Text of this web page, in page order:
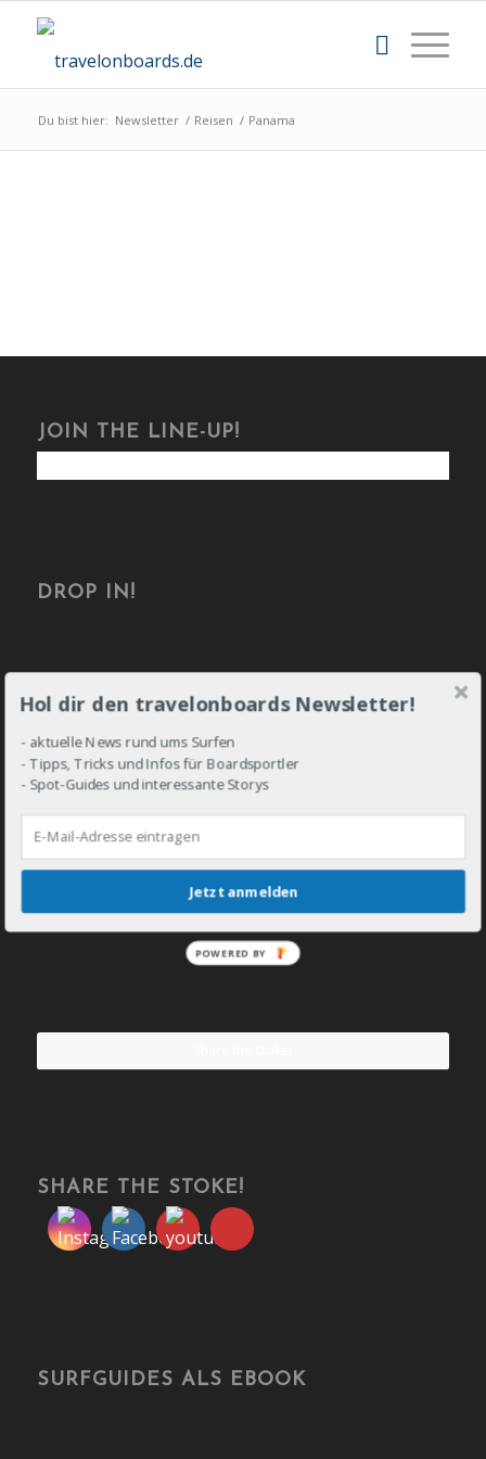
Du bist hier: Newsletter / Reisen / Panama
JOIN THE LINE-UP!
DROP IN!
SHARE THE STOKE!
SURFGUIDES ALS EBOOK
Hol dir den travelonboards Newsletter!
- aktuelle News rund ums Surfen
- Tipps, Tricks und Infos für Boardsportler
- Spot-Guides und interessante Storys
Jetzt anmelden
POWERED BY